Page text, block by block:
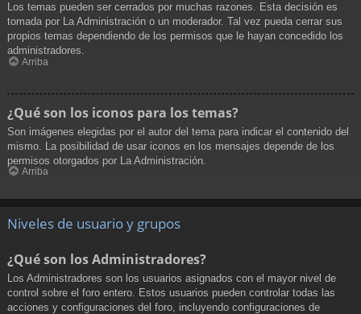
Los temas pueden ser cerrados por muchas razones. Esta decisión es
tomada por La Administración o un moderador. Tal vez pueda cerrar sus
propios temas dependiendo de los permisos que le hayan concedido los
administradores.
Arriba
¿Qué son los iconos para los temas?
Son imágenes elegidas por el autor del tema para indicar el contenido del
mismo. La posibilidad de usar iconos en los mensajes depende de los
permisos otorgados por La Administración.
Arriba
Niveles de usuario y grupos
¿Qué son los Administradores?
Los Administradores son los usuarios asignados con el mayor nivel de
control sobre el foro entero. Estos usuarios pueden controlar todas las
acciones y configuraciones del foro, incluyendo configuraciones de